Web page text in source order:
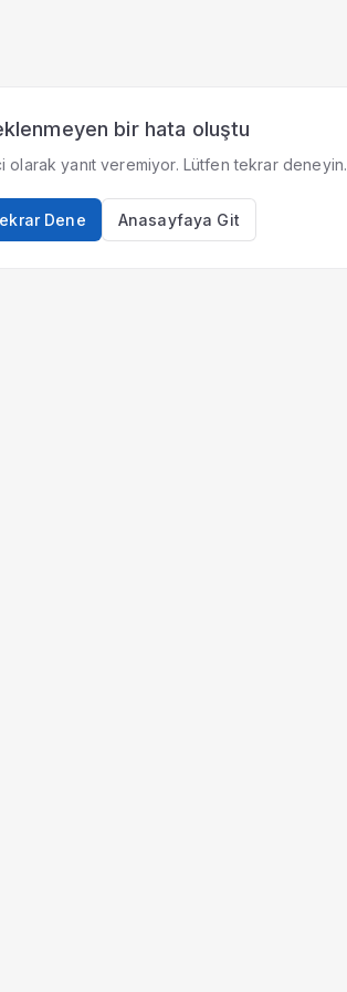
bir hata oluştu
olarak yanıt veremiyor. Lütfen tekrar deneyin.
Dene Anasayfaya Git